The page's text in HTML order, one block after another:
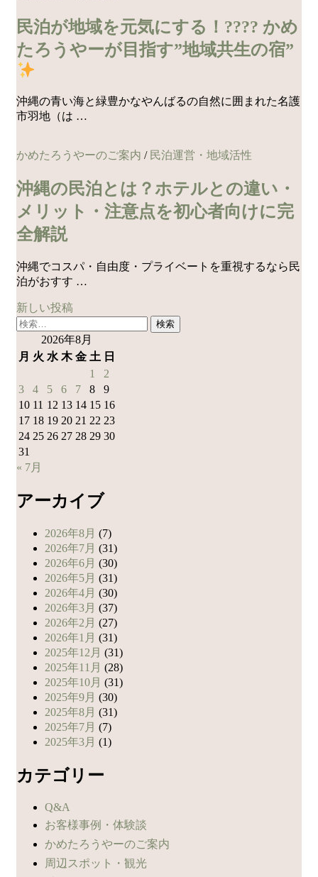
民泊が地域を元気にする！???? かめ
たろうやーが目指す”地域共生の宿”
沖縄の青い海と緑豊かなやんばるの自然に囲まれた名護
市羽地（は …
かめたろうやーのご案内 / 民泊運営・地域活性
沖縄の民泊とは？ホテルとの違い・
メリット・注意点を初心者向けに完
全解説
沖縄でコスパ・自由度・プライベートを重視するなら民
泊がおすす …
投
稿
ナ
ゲ
ー
シ
ョ
ン
新しい投稿
検
2026年8月
月 火 水 木 金 土 日
1
2
3
4 5 6 7 8
9
10 11 12 13 14 15 16
17 18 19 20 21 22 23
24 25 26 27 28 29 30
31
« 7月
アーカイブ
2026年8月 (7)
2026年7月 (31)
2026年6月 (30)
2026年5月 (31)
2026年4月 (30)
2026年3月 (37)
2026年2月 (27)
2026年1月 (31)
2025年12月 (31)
2025年11月 (28)
2025年10月 (31)
2025年9月 (30)
2025年8月 (31)
2025年7月 (7)
2025年3月 (1)
カテゴリー
Q&A
お客様事例・体験談
かめたろうやーのご案内
周辺スポット・観光